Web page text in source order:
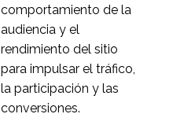
comportamiento de la
audiencia y el
rendimiento del sitio
para impulsar el tráfico,
la participación y las
conversiones.